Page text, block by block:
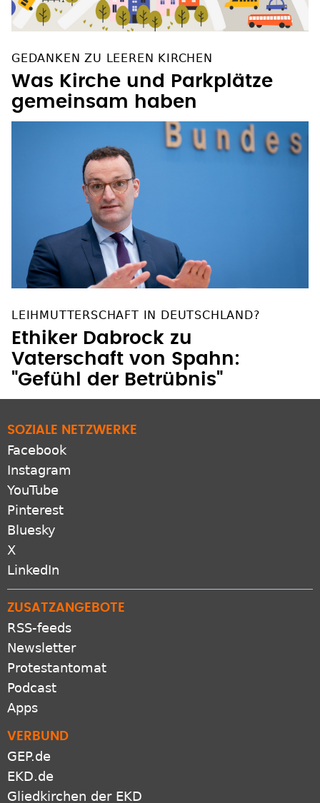
GEDANKEN ZU LEEREN KIRCHEN
Was Kirche und Parkplätze
gemeinsam haben
LEIHMUTTERSCHAFT IN DEUTSCHLAND?
Ethiker Dabrock zu
Vaterschaft von Spahn:
"Gefühl der Betrübnis"
SOZIALE NETZWERKE
Facebook
Instagram
YouTube
Pinterest
Bluesky
X
LinkedIn
ZUSATZANGEBOTE
RSS-feeds
Newsletter
Protestantomat
Podcast
Apps
VERBUND
GEP.de
EKD.de
Gliedkirchen der EKD